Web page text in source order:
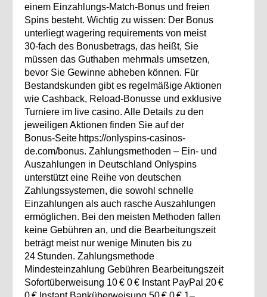
einem Einzahlungs‑Match‑Bonus und freien
Spins besteht. Wichtig zu wissen: Der Bonus
unterliegt wagering requirements von meist
30‑fach des Bonusbetrags, das heißt, Sie
müssen das Guthaben mehrmals umsetzen,
bevor Sie Gewinne abheben können. Für
Bestandskunden gibt es regelmäßige Aktionen
wie Cashback, Reload‑Bonusse und exklusive
Turniere im live casino. Alle Details zu den
jeweiligen Aktionen finden Sie auf der
Bonus‑Seite https://onlyspins-casinos-
de.com/bonus. Zahlungsmethoden – Ein‑ und
Auszahlungen in Deutschland Onlyspins
unterstützt eine Reihe von deutschen
Zahlungssystemen, die sowohl schnelle
Einzahlungen als auch rasche Auszahlungen
ermöglichen. Bei den meisten Methoden fallen
keine Gebühren an, und die Bearbeitungszeit
beträgt meist nur wenige Minuten bis zu
24 Stunden. Zahlungsmethode
Mindesteinzahlung Gebühren Bearbeitungszeit
Sofortüberweisung 10 € 0 € Instant PayPal 20 €